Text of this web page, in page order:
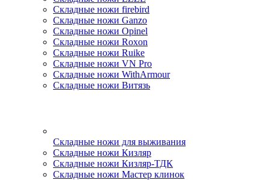
Складные ножи firebird
Складные ножи Ganzo
Складные ножи Opinel
Складные ножи Roxon
Складные ножи Ruike
Складные ножи VN Pro
Складные ножи WithArmour
Складные ножи Витязь
Складные ножи для выживания
Складные ножи Кизляр
Складные ножи Кизляр-ТДК
Складные ножи Мастер клинок